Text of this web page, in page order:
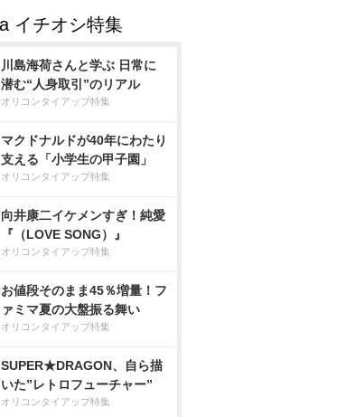
川島海荷さんと学ぶ 日常に
潜む“人身取引”のリアル
オリコンタイアップ特集
マクドナルドが40年にわたり
支える「小学生の甲子園」
オリコンタイアップ特集
向井康二イケメンすぎ！純愛
『（LOVE SONG）』
オリコンタイアップ特集
お値段そのまま45％増量！フ
ァミマ夏の大盤振る舞い
オリコンタイアップ特集
SUPER★DRAGON、自ら描
いた”レトロフューチャー”
オリコンタイアップ特集